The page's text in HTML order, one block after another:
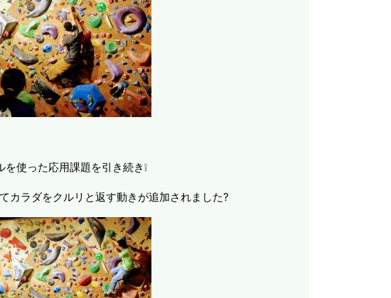
を使った応用課題を引き続き❕
ラダをクルリと返す動きが追加されました?